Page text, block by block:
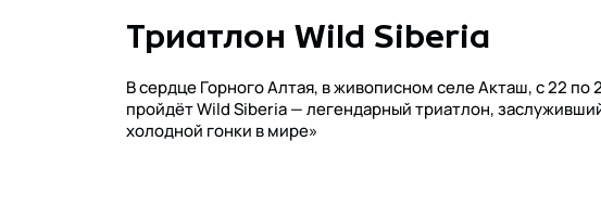
Триатлон Wild Siberia
В сердце Горного Алтая, в живописном селе Акташ, с 22 по
пройдёт Wild Siberia — легендарный триатлон, заслуживший славу «самой дикой и
холодной гонки в мире»